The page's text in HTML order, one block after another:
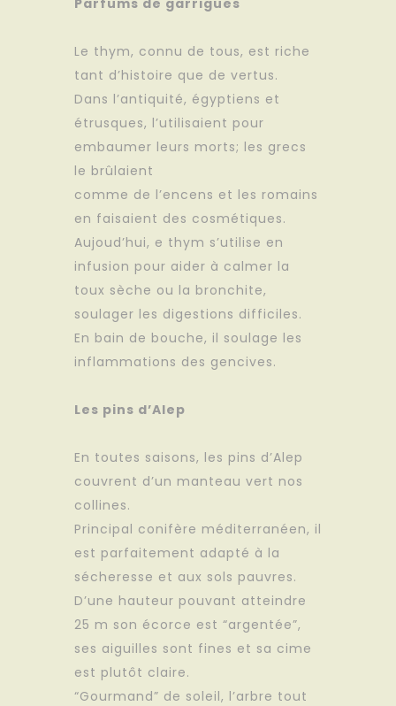
Le thym, connu de tous, est riche
tant d’histoire que de vertus.
Dans l’antiquité, égyptiens et
étrusques, l’utilisaient pour
embaumer leurs morts; les grecs
le brûlaient
comme de l’encens et les romains
en faisaient des cosmétiques.
Aujoud’hui, e thym s’utilise en
infusion pour aider à calmer la
toux sèche ou la bronchite,
soulager les digestions difficiles.
En bain de bouche, il soulage les
inflammations des gencives.
Les pins d’Alep
En toutes saisons, les pins d’Alep
couvrent d’un manteau vert nos
collines.
Principal conifère méditerranéen, il
est parfaitement adapté à la
sécheresse et aux sols pauvres.
D’une hauteur pouvant atteindre
25 m son écorce est “argentée”,
ses aiguilles sont fines et sa cime
est plutôt claire.
“Gourmand” de soleil, l’arbre tout